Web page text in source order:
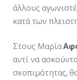
άλλους
κατά των
Στους Μαρία
αντί να
σκοπιμότητας,